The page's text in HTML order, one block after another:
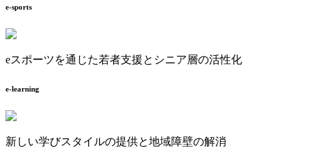
e-sports
eスポーツを通じた若者支援とシニア層の活性化
e-learning
新しい学びスタイルの提供と地域障壁の解消